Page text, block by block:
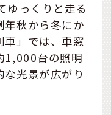
ゆっくりと走る
年秋から冬にか
車」では、車窓
1,000台の照明
光景が広がり